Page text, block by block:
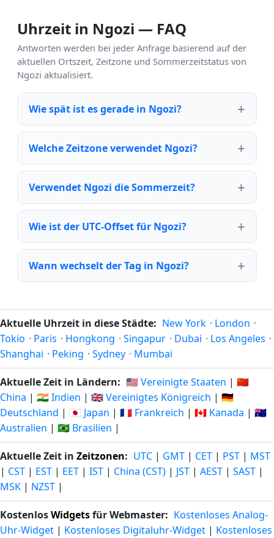
Uhrzeit in Ngozi — FAQ
Antworten werden bei jeder Anfrage basierend auf der
aktuellen Ortszeit, Zeitzone und Sommerzeitstatus von
Ngozi aktualisiert.
Wie spät ist es gerade in Ngozi?
Welche Zeitzone verwendet Ngozi?
Verwendet Ngozi die Sommerzeit?
Wie ist der UTC-Offset für Ngozi?
Wann wechselt der Tag in Ngozi?
Aktuelle Uhrzeit in diese Städte: New York · London ·
Tokio · Paris · Hongkong · Singapur · Dubai · Los Angeles ·
Shanghai · Peking · Sydney · Mumbai
Aktuelle Zeit in Ländern: 🇺🇸 Vereinigte Staaten | 🇨🇳
China | 🇮🇳 Indien | 🇬🇧 Vereinigtes Königreich | 🇩🇪
Deutschland | 🇯🇵 Japan | 🇫🇷 Frankreich | 🇨🇦 Kanada | 🇦🇺
Australien | 🇧🇷 Brasilien |
Aktuelle Zeit in Zeitzonen: UTC | GMT | CET | PST | MST
| CST | EST | EET | IST | China (CST) | JST | AEST | SAST |
MSK | NZST |
KostenlosWidgetsfür Webmaster: Kostenloses Analog-
Uhr-Widget | Kostenloses Digitaluhr-Widget | Kostenloses